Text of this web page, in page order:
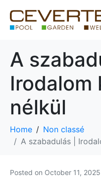
A
Irodalom
nélkül
Home
Non classé
A szabadulás |
Posted on October 11, 2025